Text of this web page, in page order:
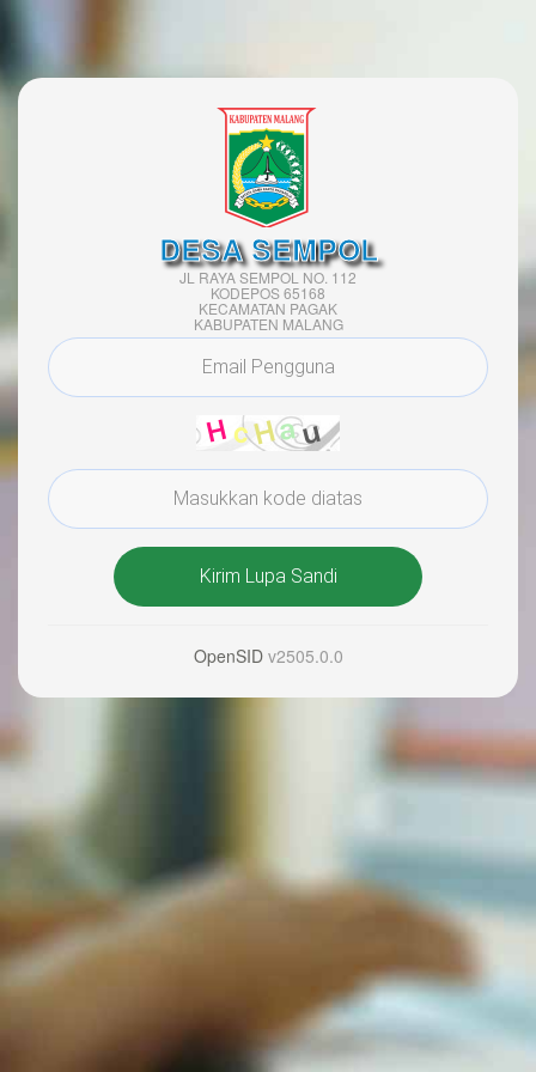
DESA SEMPOL
JL RAYA SEMPOL NO. 112
KODEPOS 65168
KECAMATAN PAGAK
KABUPATEN MALANG
Kirim Lupa Sandi
OpenSIDv2505.0.0